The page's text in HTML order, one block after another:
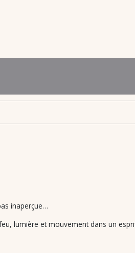
inaperçue…
lumière et mouvement dans un